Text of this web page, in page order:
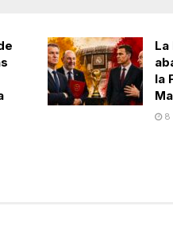
La
la
8